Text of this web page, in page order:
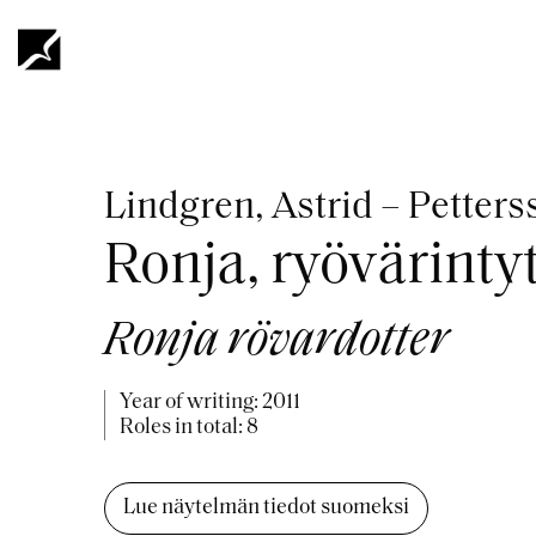
main
Lindgren, Astrid –
Ronja,
Ronja rövardotter
Year of writing: 2011
Roles in total: 8
Lue näytelmän tiedot suomeksi